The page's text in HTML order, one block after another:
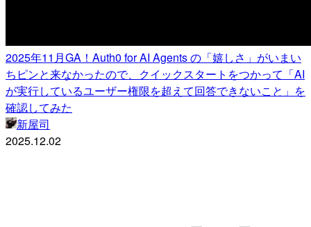
2025年11月GA！Auth0 for AI Agents の「嬉しさ」がいまい
ちピンと来なかったので、クイックスタートをつかって「AI
が実行しているユーザー権限を超えて回答できないこと」を
確認してみた
新屋司
2025.12.02